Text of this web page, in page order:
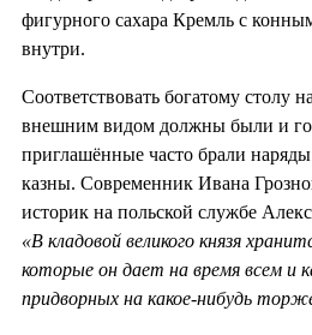
фигурного сахара Кремль с
внутри.
Соответствовать богатому столу
внешним видом должны были и
приглашённые часто брали
казны. Современник Ивана
историк на польской службе
«В кладовой великого князя
которые он дает на время всем и
придворных на какое-нибудь